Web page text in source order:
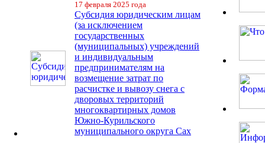
17 февраля 2025 года
Субсидия юридическим лицам
(за исключением
государственных
(муниципальных) учреждений
и индивидуальным
предпринимателям на
возмещение затрат по
расчистке и вывозу снега с
дворовых территорий
многоквартирных домов
Южно-Курильского
муниципального округа Сах